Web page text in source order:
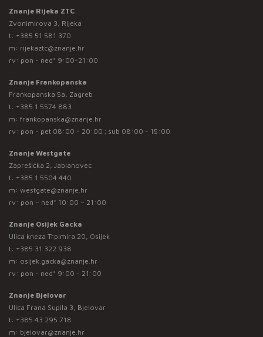
Znanje Rijeka ZTC
Zvonimirova 3, Rijeka
t: +385 51 581 370
m: rijekaztc@znanje.hr
rv: pon - ned* 9:00-21:00
Znanje Frankopanska
Frankopanska 5a, Zagreb
t: +385 1 5574 883
m: frankopanska@znanje.hr
rv: pon - pet 08:00 - 20:00 ; sub 08:00 - 15:00
Znanje Westgate
Zaprešićka 2, Jablanovec
t: +385 1 5504 440
m: westgate@znanje.hr
rv: pon – ned* 10:00 – 21:00
Znanje Osijek Gacka
Ulica kneza Trpimira 20, Osijek
t: +385 31 322 938
m: osijek.gacka@znanje.hr
rv: pon - ned* 9:00 - 21:00
Znanje Bjelovar
Ulica Frana Supila 3, Bjelovar
t: +385 43 295 718
m: bjelovar@znanje.hr